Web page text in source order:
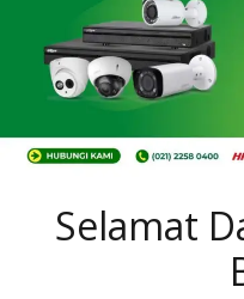
Selamat